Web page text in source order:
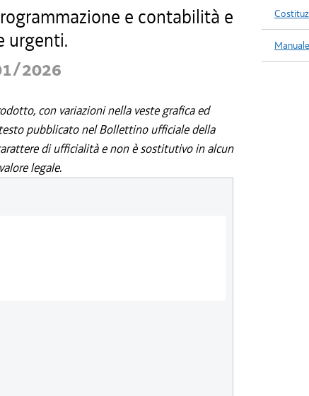
e contabilità e
urgenti.
2026
con variazioni nella veste grafica ed
pubblicato nel Bollettino ufficiale della
di ufficialità e non è sostitutivo in alcun
legale.